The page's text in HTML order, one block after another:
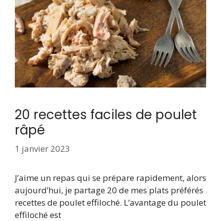
20 recettes faciles de poulet
râpé
1 janvier 2023
J’aime un repas qui se prépare rapidement, alors
aujourd’hui, je partage 20 de mes plats préférés
recettes de poulet effiloché. L’avantage du poulet
effiloché est